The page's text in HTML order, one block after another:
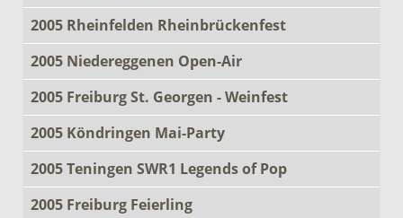
2005 Rheinfelden Rheinbrückenfest
2005 Niedereggenen Open-Air
2005 Freiburg St. Georgen - Weinfest
2005 Köndringen Mai-Party
2005 Teningen SWR1 Legends of Pop
2005 Freiburg Feierling